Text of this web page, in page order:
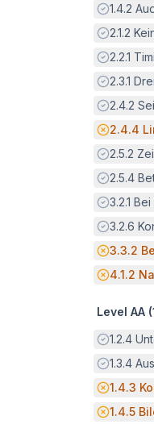
Erfüllt:
1.4.2
Erfüllt:
2.1.2
Erfüllt:
2.2.1
Erfüllt:
2.3.1
Erfüllt:
2.4.2
2.4.4
Erfüllt:
2.5.2
Erfüllt:
2.5.4
Erfüllt:
3.2.1 Bei
Erfüllt:
3.2.6
3.3.2
4.1.2
Level AA (
Erfüllt:
1.2.4
Erfüllt:
1.3.4
1.4.3
1.4.5